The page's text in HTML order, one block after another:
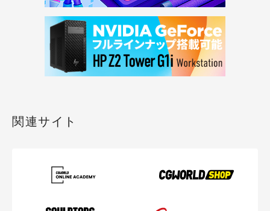
関連サイト